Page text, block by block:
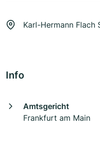
Karl-Hermann Flach
Info
Amtsgericht
Frankfurt am Main